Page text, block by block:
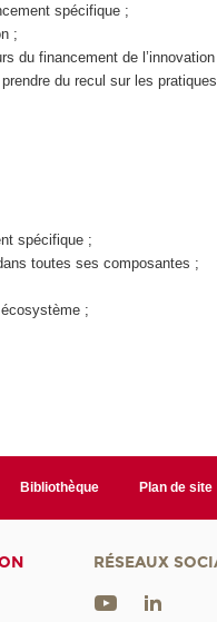
spécifique ;
;
du financement de l’innovation
du recul sur les pratiques
spécifique ;
toutes ses composantes ;
;
Bibliothèque Plan de site
RÉSEAUX